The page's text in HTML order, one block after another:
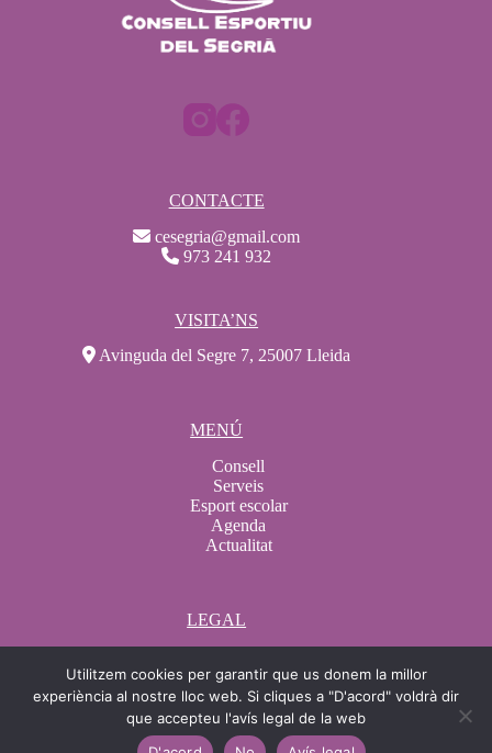
CONTACTE
cesegria@gmail.com
973 241 932
VISITA’NS
Avinguda del Segre 7, 25007 Lleida
MENÚ
Consell
Serveis
Esport escolar
Agenda
Actualitat
LEGAL
Condicions de compra
Condicions de contractació
Política de Cookies
Protecció de dades
Utilitzem cookies per garantir que us donem la millor
experiència al nostre lloc web. Si cliques a "D'acord" voldrà dir
que accepteu l'avís legal de la web